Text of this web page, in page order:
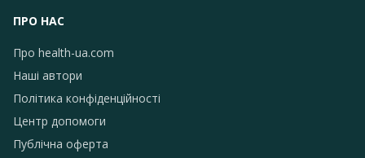
ПРО НАС
Про health-ua.com
Наші автори
Політика конфіденційності
Центр допомоги
Публічна оферта